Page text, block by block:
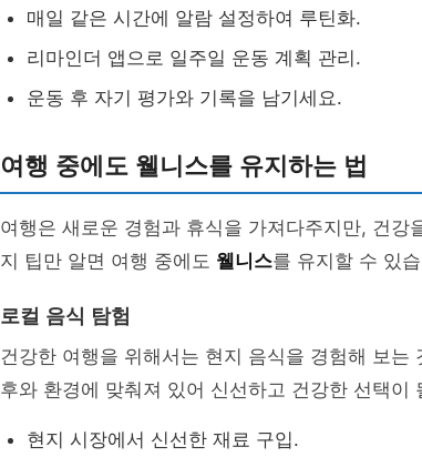
매일 같은 시간에 알람 설정하여 루틴화.
리마인더 앱으로 일주일 운동 계획 관리.
운동 후 자기 평가와 기록을 남기세요.
여행 중에도 웰니스를 유지하는 법
여행은 새로운 경험과 휴식을 가져다주지만, 건
지 팁만 알면 여행 중에도 웰니스를 유지할 수 있
로컬 음식 탐험
건강한 여행을 위해서는 현지 음식을 경험해 보는
후와 환경에 맞춰져 있어 신선하고 건강한 선택이
현지 시장에서 신선한 재료 구입.